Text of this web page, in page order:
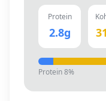
Protein
2.8g
Protein8%